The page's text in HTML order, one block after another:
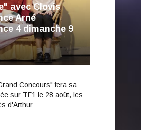
avec Clovis
Arné
4 dimanche 9
Concours" fera sa
sur TF1 le 28 août, les
d'Arthur